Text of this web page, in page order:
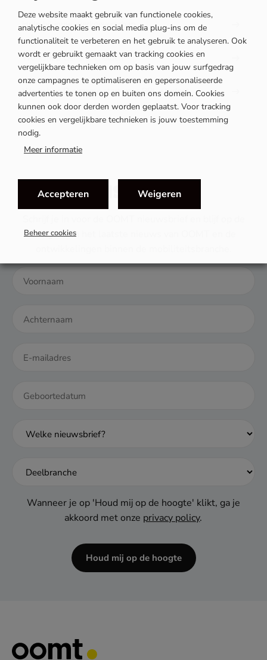
Hulp bij jouw werkgeverschap
Workshop Generatiehelden
Workshop Duurzame start voor BBL-student
MIS NIETS
hoogte van het laatste nieuws van OOMT en de
DD
MM
Wanneer je op 'Houd mij op de hoogte' klikt, ga je
akkoord met onze privacy policy.
Houd mij op de hoogte
Deze website maakt gebruik van functionele cookies,
analytische cookies en social media plug-ins om de
functionaliteit te verbeteren en het gebruik te analyseren. Ook
wordt er gebruikt gemaakt van tracking cookies en
vergelijkbare technieken om op basis van jouw surfgedrag
onze campagnes te optimaliseren en gepersonaliseerde
advertenties te tonen op en buiten ons domein. Cookies
kunnen ook door derden worden geplaatst. Voor tracking
cookies en vergelijkbare technieken is jouw toestemming
nodig.
Meer informatie
Accepteren Weigeren
Beheer cookies